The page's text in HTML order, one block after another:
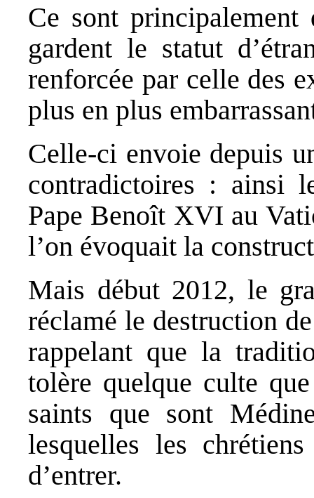
Ce sont
gardent le statut
renforcée par celle des
plus en plus
Celle‐ci envoie depuis
contradictoires : ainsi
Pape Benoît XVI au
l’on évoquait la
Mais début 2012, le
réclamé le destruction
rappelant que la
tolère quelque culte
saints que sont
lesquelles les
d’entrer.